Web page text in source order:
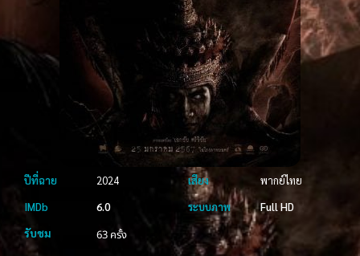
ปีที่ฉาย 2024 เสียง
พากย์ไทย
IMDb
6.0 ระบบภาพ
Full HD
รับชม
63 ครั้ง